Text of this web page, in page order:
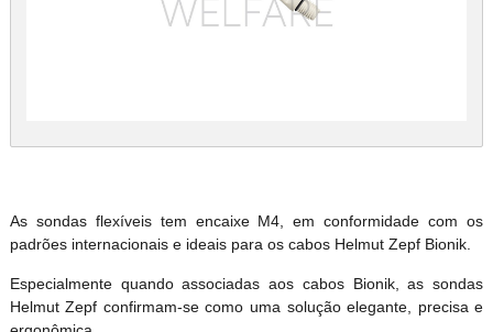
As sondas flexíveis tem encaixe M4, em conformidade com os
padrões internacionais e ideais para os cabos Helmut Zepf Bionik.
Especialmente quando associadas aos cabos Bionik, as sondas
Helmut Zepf confirmam-se como uma solução elegante, precisa e